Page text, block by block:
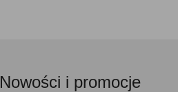
Nowości i promocje